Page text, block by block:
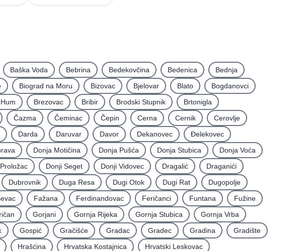
Baška Voda Bebrina Bedekovčina Bedenica
Bednja
Biograd na Moru Bizovac Bjelovar Blato
Bogdanovci
Brezovac Bribir Brodski Stupnik
Brtonigla
Čazma Čeminac Čepin Cerna Cernik
Cerovlje
Darda Daruvar Davor Dekanovec
Ðelekovec
Donja Motičina Donja Pušća Donja Stubica
Donja Voća
Donji Seget Donji Vidovec Dragalić
Draganići
Dubrovnik Duga Resa Dugi Otok Dugi Rat
Dugopolje
Fažana Ferdinandovac Feričanci Funtana
Fužine
Gorjani Gornja Rijeka Gornja Stubica
Gornja Vrba
Gospić Gračišće Gradac Gradec Gradina
Gradište
Hrašćina Hrvatska Kostajnica
Hrvatski Leskovac